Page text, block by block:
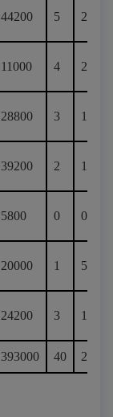
44200 5 2500
11000 4 2000
28800 3 1500
39200 2 1000
5800 0 0
20000 1 500
24200 3 1500
393000 40 20000